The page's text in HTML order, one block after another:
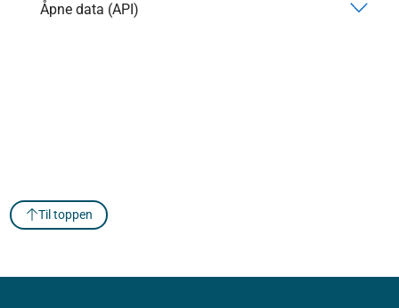
Åpne data (API)
Til toppen